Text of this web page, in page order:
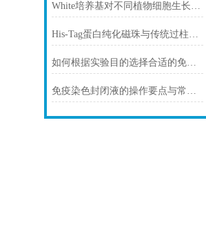
White培养基对不同植物细胞生长的影响
His-Tag蛋白纯化磁珠与传统过柱层析纯化方式
如何根据实验目的选择合适的免疫染色封闭剂
免疫染色封闭液的操作要点与常见问题解决方案